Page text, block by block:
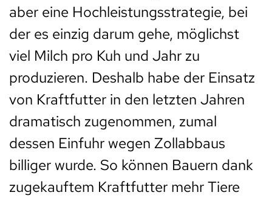
aber eine Hochleistungsstrategie, bei
der es einzig darum gehe, möglichst
viel Milch pro Kuh und Jahr zu
produzieren. Deshalb habe der Einsatz
von Kraftfutter in den letzten Jahren
dramatisch zugenommen, zumal
dessen Einfuhr wegen Zollabbaus
billiger wurde. So können Bauern dank
zugekauftem Kraftfutter mehr Tiere